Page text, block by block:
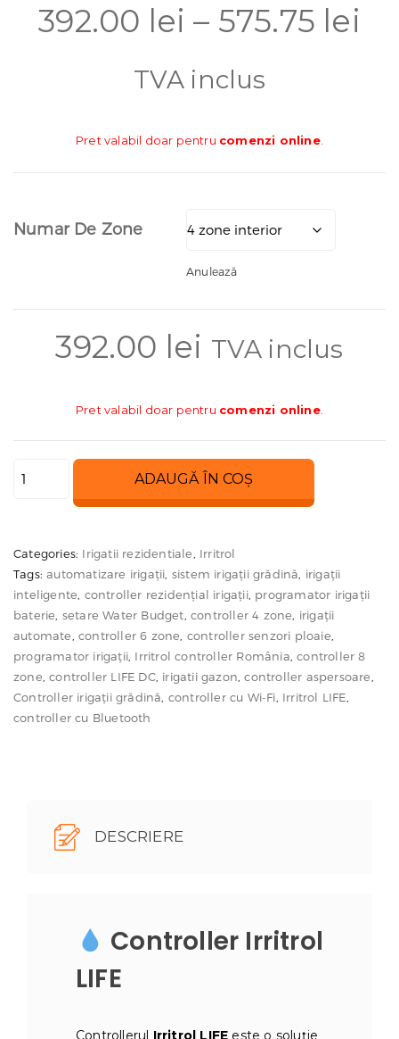
392.00 lei – 575.75 lei
TVA inclus
Pret valabil doar pentru comenzi online.
Numar De Zone
Anulează
392.00 lei TVA inclus
Pret valabil doar pentru comenzi online.
Cantitate
–
Controller
irigații
4,
6
gazon
ADAUGĂ ÎN COȘ
Categories: Irigatii rezidentiale
Irritrol
Tags:automatizare irigații sistem irigații grădină
irigații
inteligente controller rezidențial irigații, programator irigații
baterie setare Water Budget ,controller 4 zone
irigații
automate ,controller 6 zone controller senzori ploaie
programator irigații Irritrol controller România ,controller 8
zone ,controller LIFE DC, irigatii gazon ,controller aspersoare
Controller irigații grădină controller cu Wi-Fi Irritrol LIFE
controller cu Bluetooth
DESCRIERE
Controller Irritrol
LIFE
Controllerul Irritrol LIFE este o soluție